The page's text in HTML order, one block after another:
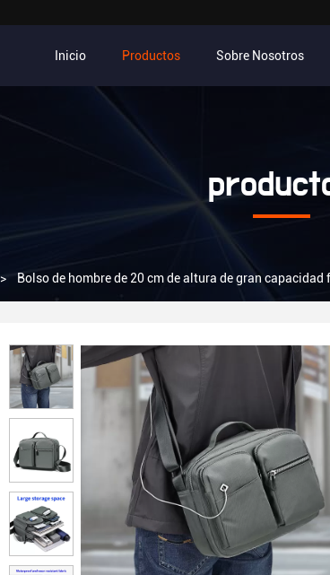
Inicio Productos Sobre Nosotros
> Bolso de hombre de 20 cm de altura de gran capacidad